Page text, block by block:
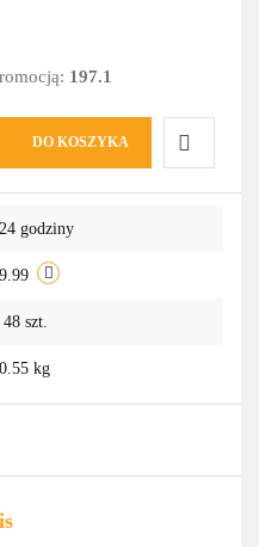
197.1
DO KOSZYKA
Do
24 godziny
9.99
48 szt.
0.55 kg